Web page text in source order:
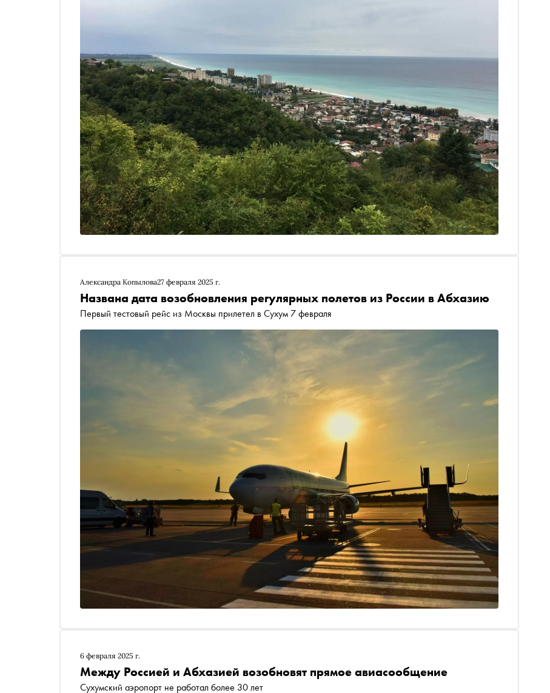
Александра Копылова27 февраля 2025 г.
Названа дата возобновления регулярных полетов из России в Абхазию
Первый тестовый рейс из Москвы прилетел в Сухум 7 февраля
6 февраля 2025 г.
Между Россией и Абхазией возобновят прямое авиасообщение
Сухумский аэропорт не работал более 30 лет